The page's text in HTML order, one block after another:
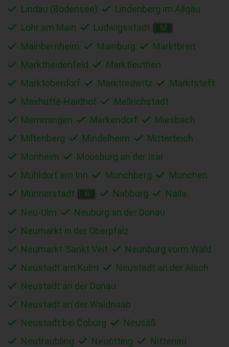
Lindau (Bodensee)
Lindenberg im Allgäu
Lohr am Main
Ludwigsstadt M
Mainbernheim Mainburg
Marktbreit
Marktheidenfeld
Marktleuthen
Marktoberdorf
Marktredwitz
Marktsteft
Maxhütte-Haidhof
Mellrichstadt
Memmingen
Merkendorf
Miesbach
Miltenberg
Mindelheim
Mitterteich
Monheim
Moosburg an der Isar
Mühldorf am Inn
Münchberg
München
Münnerstadt
N Nabburg
Naila
Neu-Ulm
Neuburg an der Donau
Neumarkt in der Oberpfalz
Neumarkt-Sankt Veit
Neunburg vorm Wald
Neustadt am Kulm
Neustadt an der Aisch
Neustadt an der Donau
Neustadt an der Waldnaab
Neustadt bei Coburg
Neusäß
Neutraubling
Neuötting
Nittenau